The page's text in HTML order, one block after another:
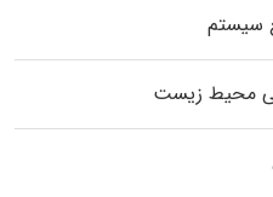
سیستم
محیط زیست